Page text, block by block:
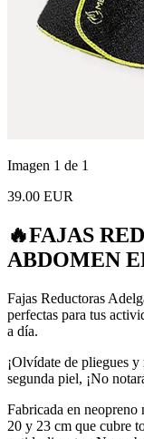
Imagen 1 de 1
39.00 EUR
🔥FAJAS
ABDOMEN
Fajas Reductoras
perfectas para tus
a día.
¡Olvídate de pliegues y
segunda piel, ¡No
Fabricada en
20 y 23 cm que cubre